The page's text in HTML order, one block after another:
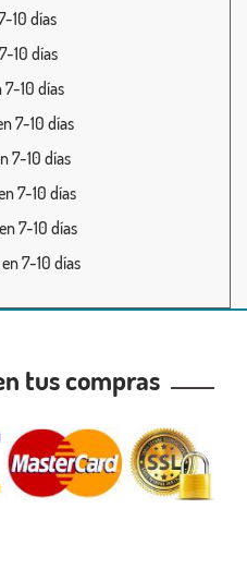
10 días
10 días
10 días
7-10 días
7-10 días
7-10 días
7-10 días
7-10 días
tus compras